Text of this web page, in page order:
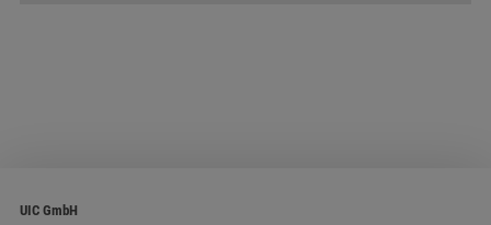
UIC GmbH